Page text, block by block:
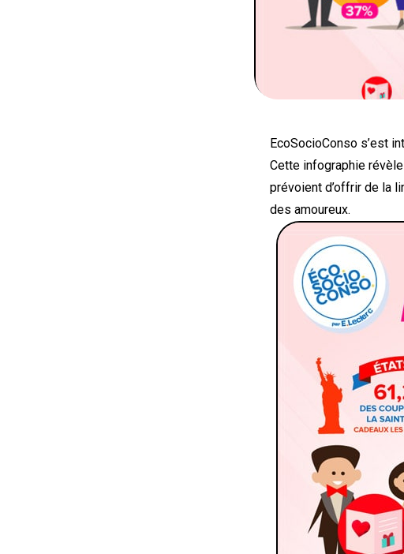
EcoSocioConso s’est
Cette infographie
prévoient d’offrir de la
des amoureux.